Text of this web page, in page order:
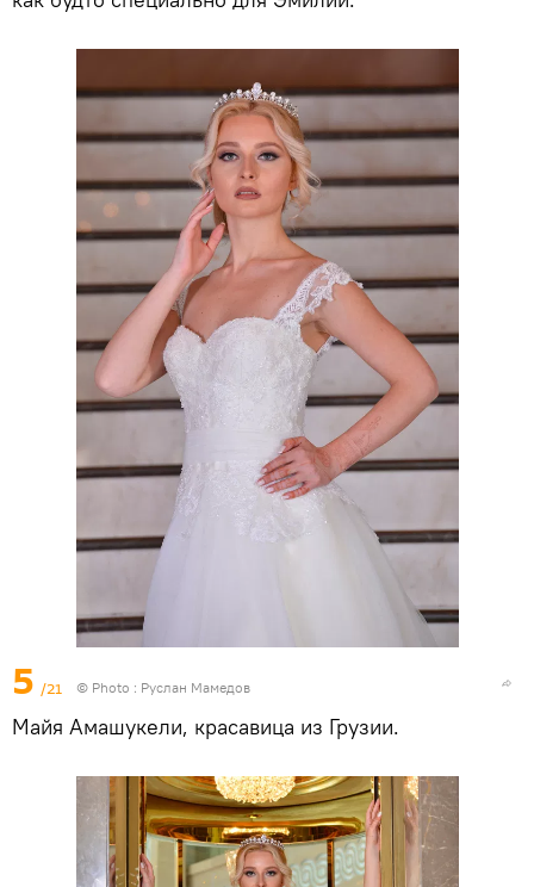
5 /21 © Photo : Руслан Мамедов
Майя Амашукели, красавица из Грузии.